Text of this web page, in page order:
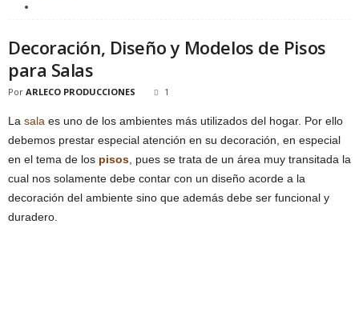
Decoración, Diseño y Modelos de Pisos
para Salas
Por ARLECO PRODUCCIONES 1
La sala es uno de los ambientes más utilizados del hogar. Por ello
debemos prestar especial atención en su decoración, en especial
en el tema de los pisos, pues se trata de un área muy transitada la
cual nos solamente debe contar con un diseño acorde a la
decoración del ambiente sino que además debe ser funcional y
duradero.